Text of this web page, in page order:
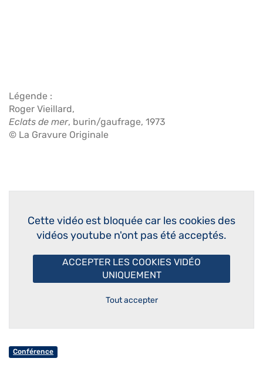
Légende :
Roger Vieillard,
Eclats de mer, burin/gaufrage, 1973
© La Gravure Originale
Cette vidéo est bloquée car les cookies des
vidéos youtube n'ont pas été acceptés.
ACCEPTER LES COOKIES VIDÉO
UNIQUEMENT
Tout accepter
Conférence